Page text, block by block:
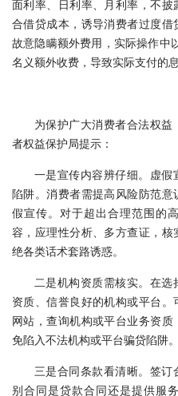
面利率、日利率、月利率，不
合借贷成本，诱导消费者过度借
故意隐瞒额外费用，实际操作中
名义额外收费，导致实际支付的
为保护广大消费者合法权
者权益保护局提示：
一是宣传内容辨仔细。虚
陷阱。消费者需提高风险防范
假宣传。对于超出合理范围的
容，应理性分析、多方查证，
绝各类话术套路诱惑。
二是机构资质需核实。在
资质、信誉良好的机构或平台
网站，查询机构或平台业务资
免陷入不法机构或平台骗贷陷阱。
三是合同条款看清晰。签
别合同是贷款合同还是提供服